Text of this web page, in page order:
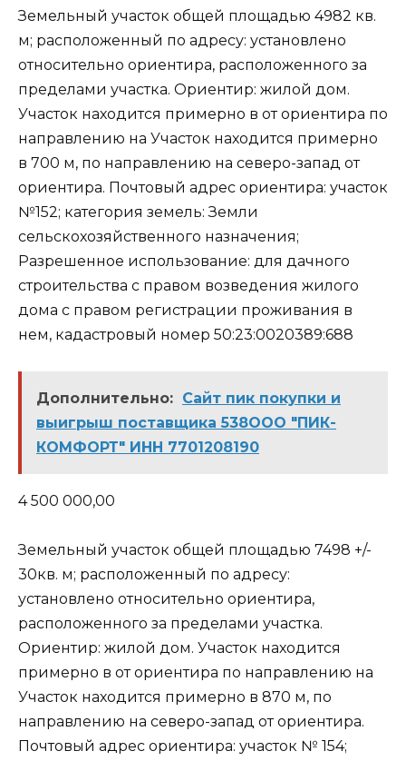
Земельный участок общей площадью 4982 кв.
м; расположенный по адресу: установлено
относительно ориентира, расположенного за
пределами участка. Ориентир: жилой дом.
Участок находится примерно в от ориентира по
направлению на Участок находится примерно
в 700 м, по направлению на северо-запад от
ориентира. Почтовый адрес ориентира: участок
№152; категория земель: Земли
сельскохозяйственного назначения;
Разрешенное использование: для дачного
строительства с правом возведения жилого
дома с правом регистрации проживания в
нем, кадастровый номер 50:23:0020389:688
Дополнительно: Сайт пик покупки и
выигрыш поставщика 538ООО "ПИК-
КОМФОРТ" ИНН 7701208190
4 500 000,00
Земельный участок общей площадью 7498 +/-
30кв. м; расположенный по адресу:
установлено относительно ориентира,
расположенного за пределами участка.
Ориентир: жилой дом. Участок находится
примерно в от ориентира по направлению на
Участок находится примерно в 870 м, по
направлению на северо-запад от ориентира.
Почтовый адрес ориентира: участок № 154;